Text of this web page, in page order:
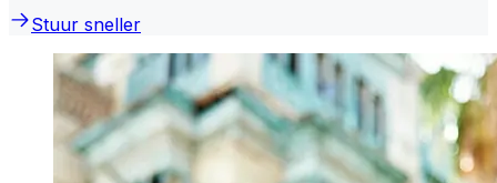
Stuur sneller